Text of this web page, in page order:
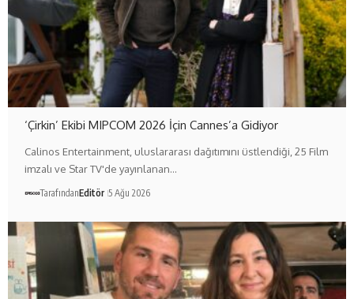
‘Çirkin’ Ekibi MIPCOM 2026 İçin Cannes’a Gidiyor
Calinos Entertainment, uluslararası dağıtımını üstlendiği, 25 Film
imzalı ve Star TV'de yayınlanan…
TarafındanEditör 5 Ağu 2026